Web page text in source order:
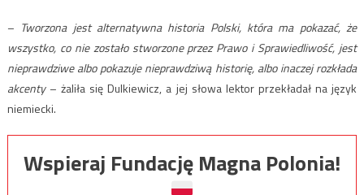
– Tworzona jest alternatywna historia Polski, która ma pokazać, że
wszystko, co nie zostało stworzone przez Prawo i Sprawiedliwość, jest
nieprawdziwe albo pokazuje nieprawdziwą historię, albo inaczej rozkłada
akcenty– żaliła się Dulkiewicz, a jej słowa lektor przekładał na język
niemiecki.
Wspieraj Fundację Magna Polonia!